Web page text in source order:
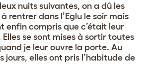
nuits suivantes, on a dû les
rentrer dans l’Eglu le soir mais
enfin compris que c’était leur
se sont mises à sortir toutes
je leur ouvre la porte. Au
jours, elles ont pris l’habitude de